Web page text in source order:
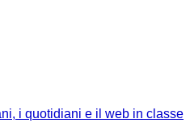
i quotidiani e il web in classe